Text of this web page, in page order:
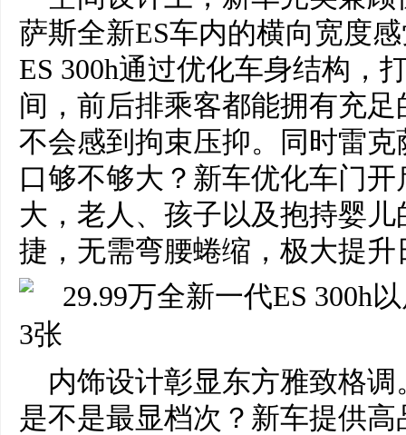
萨斯全新ES车内的横向宽度
ES 300h通过优化车身结构，
间，前后排乘客都能拥有充
不会感到拘束压抑。同时雷
口够不够大？新车优化车门
大，老人、孩子以及抱持婴
捷，无需弯腰蜷缩，极大提
内饰设计彰显东方雅致格
是不是最显档次？新车提供